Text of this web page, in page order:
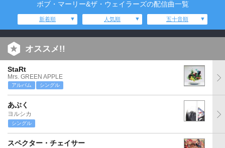
ボブ・マーリー&ザ・ウェイラーズの配信曲一覧
新着順 人気順 五十音順
オススメ!!
StaRt
Mrs. GREEN APPLE
アルバム シングル
あぶく
ヨルシカ
シングル
スペクター・チェイサー